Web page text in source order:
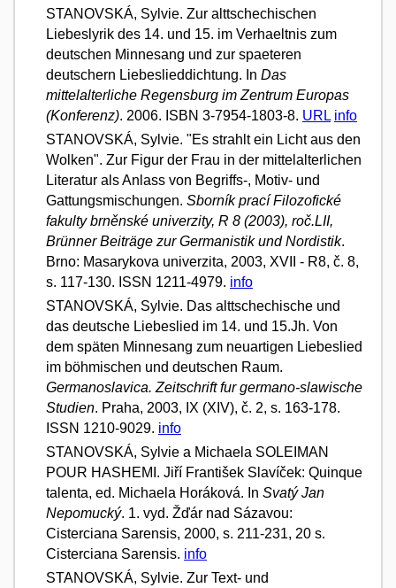
STANOVSKÁ, Sylvie. Zur alttschechischen
Liebeslyrik des 14. und 15. im Verhaeltnis zum
deutschen Minnesang und zur spaeteren
deutschern Liebeslieddichtung. In Das
mittelalterliche Regensburg im Zentrum Europas
(Konferenz). 2006. ISBN 3-7954-1803-8. URL info
STANOVSKÁ, Sylvie. "Es strahlt ein Licht aus den
Wolken". Zur Figur der Frau in der mittelalterlichen
Literatur als Anlass von Begriffs-, Motiv- und
Gattungsmischungen. Sborník prací Filozofické
fakulty brněnské univerzity, R 8 (2003), roč.LII,
Brünner Beiträge zur Germanistik und Nordistik.
Brno: Masarykova univerzita, 2003, XVII - R8, č. 8,
s. 117-130. ISSN 1211-4979. info
STANOVSKÁ, Sylvie. Das alttschechische und
das deutsche Liebeslied im 14. und 15.Jh. Von
dem späten Minnesang zum neuartigen Liebeslied
im böhmischen und deutschen Raum.
Germanoslavica. Zeitschrift fur germano-slawische
Studien. Praha, 2003, IX (XIV), č. 2, s. 163-178.
ISSN 1210-9029. info
STANOVSKÁ, Sylvie a Michaela SOLEIMAN
POUR HASHEMI. Jiří František Slavíček: Quinque
talenta, ed. Michaela Horáková. In Svatý Jan
Nepomucký. 1. vyd. Žďár nad Sázavou:
Cisterciana Sarensis, 2000, s. 211-231, 20 s.
Cisterciana Sarensis. info
STANOVSKÁ, Sylvie. Zur Text- und